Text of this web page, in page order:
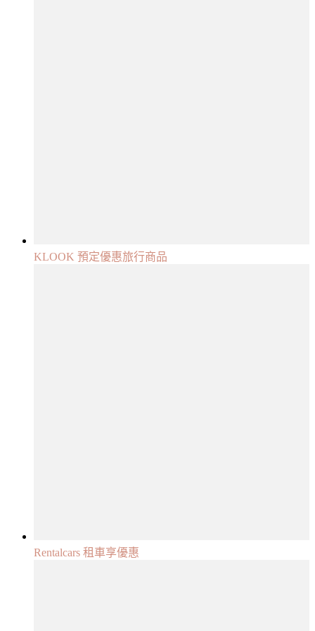
KLOOK 預定優惠旅行商品
Rentalcars 租車享優惠